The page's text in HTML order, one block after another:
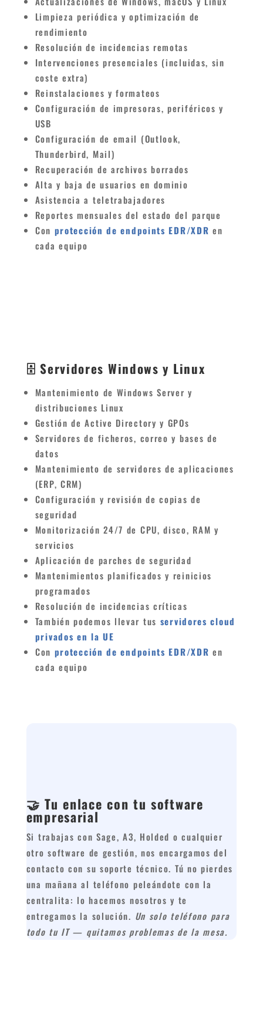
Limpieza periódica y optimización de
rendimiento
Resolución de incidencias remotas
Intervenciones presenciales (incluidas, sin
coste extra)
Reinstalaciones y formateos
Configuración de impresoras, periféricos y
USB
Configuración de email (Outlook,
Thunderbird, Mail)
Recuperación de archivos borrados
Alta y baja de usuarios en dominio
Asistencia a teletrabajadores
Reportes mensuales del estado del parque
Con protección de endpoints EDR/XDR en
cada equipo
🗄️ Servidores Windows y Linux
Mantenimiento de Windows Server y
distribuciones Linux
Gestión de Active Directory y GPOs
Servidores de ficheros, correo y bases de
datos
Mantenimiento de servidores de aplicaciones
(ERP, CRM)
Configuración y revisión de copias de
seguridad
Monitorización 24/7 de CPU, disco, RAM y
servicios
Aplicación de parches de seguridad
Mantenimientos planificados y reinicios
programados
Resolución de incidencias críticas
También podemos llevar tus servidores cloud
privados en la UE
Con protección de endpoints EDR/XDR en
cada equipo
🤝 Tu enlace con tu software
empresarial
Si trabajas con Sage, A3, Holded o cualquier
otro software de gestión, nos encargamos del
contacto con su soporte técnico. Tú no pierdes
una mañana al teléfono peleándote con la
centralita: lo hacemos nosotros y te
entregamos la solución. Un solo teléfono para
todo tu IT — quitamos problemas de la mesa.